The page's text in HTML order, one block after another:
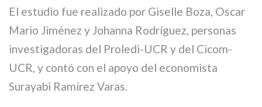
El estudio fue realizado por Giselle Boza, Oscar
Mario Jiménez y Johanna Rodríguez, personas
investigadoras del Proledi-UCR y del Cicom-
UCR, y contó con el apoyo del economista
Surayabi Ramírez Varas.